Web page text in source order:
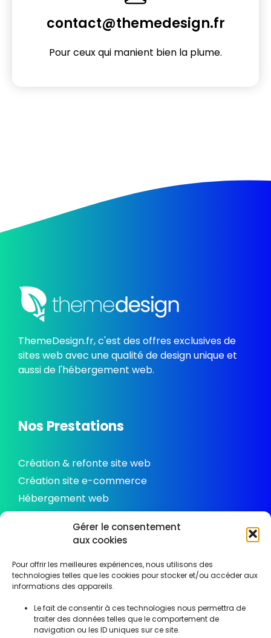
Gérer le consentement
aux cookies
Pour offrir les meilleures expériences, nous utilisons des
technologies telles que les cookies pour stocker et/ou accéder aux
informations des appareils.
Le fait de consentir à ces technologies nous permettra de
traiter des données telles que le comportement de
navigation ou les ID uniques sur ce site.
contact@themedesign.fr
Pour ceux qui manient bien la plume.
ThemeDesign.fr, c'est des offres exclusives de
sites web avec une qualité de design unique et
aussi de l'hébergement web.
Nos Prestations
Création & refonte site web
Création site e-commerce
Hébergement web
Nous Contacter
09 72 21 25 08
ThemeDesign Attichy, Compiègne, Soissons,
Noyon, Oise